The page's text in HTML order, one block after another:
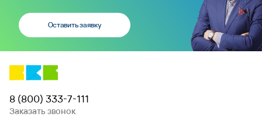
Оставить заявку
8 (800) 333-7-111
Заказать звонок